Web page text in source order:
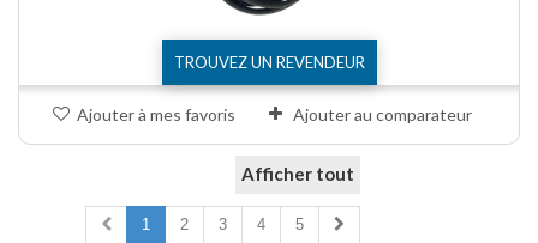
TROUVEZ UN REVENDEUR
Ajouter à mes favoris Ajouter au comparateur
Afficher tout
1 2 3 4 5